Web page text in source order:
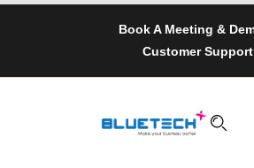
Book A Meeting &
Customer Support